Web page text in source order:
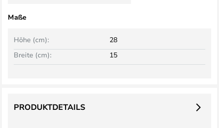
Maße
Breite (cm): 15
Höhe (cm): 28
PRODUKTDETAILS